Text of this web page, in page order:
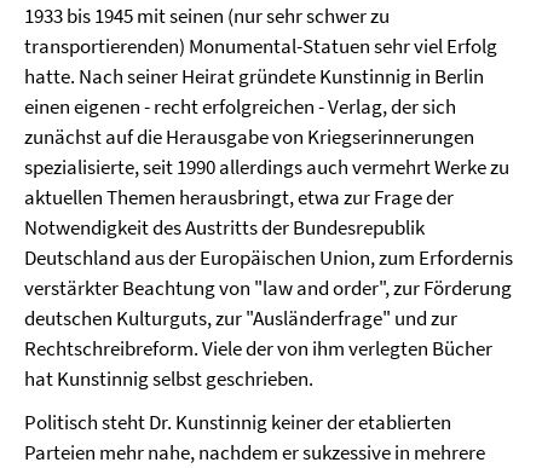
1933 bis 1945 mit seinen (nur sehr schwer zu
transportierenden) Monumental-Statuen sehr viel Erfolg
hatte. Nach seiner Heirat gründete Kunstinnig in Berlin
einen eigenen - recht erfolgreichen - Verlag, der sich
zunächst auf die Herausgabe von Kriegserinnerungen
spezialisierte, seit 1990 allerdings auch vermehrt Werke zu
aktuellen Themen herausbringt, etwa zur Frage der
Notwendigkeit des Austritts der Bundesrepublik
Deutschland aus der Europäischen Union, zum Erfordernis
verstärkter Beachtung von "law and order", zur Förderung
deutschen Kulturguts, zur "Ausländerfrage" und zur
Rechtschreibreform. Viele der von ihm verlegten Bücher
hatKunstinnigselbst geschrieben.
Politisch steht Dr. Kunstinnigkeiner der etablierten
Parteien mehr nahe, nachdem er sukzessive in mehrere